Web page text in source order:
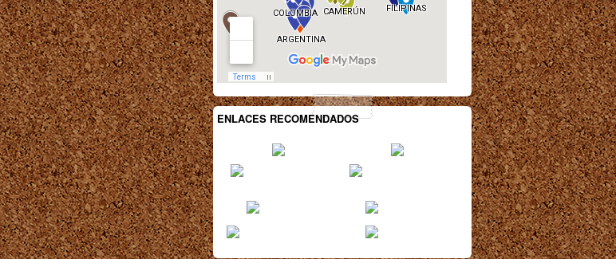
ENLACES RECOMENDADOS